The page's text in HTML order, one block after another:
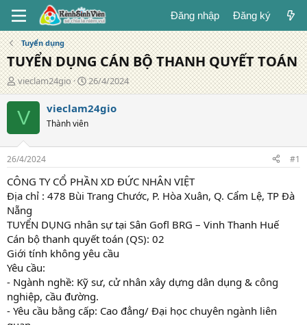
Đăng nhập Đăng ký
Tuyển dụng
TUYỂN DỤNG CÁN BỘ THANH QUYẾT TOÁN
T
á
c
g
ả
vieclam24gio
N
g
à
đ
g
26/4/2024
V vieclam24gio
Thành viên
26/4/2024 #1
CÔNG TY CỔ PHẦN XD ĐỨC NHÂN VIỆT
Địa chỉ : 478 Bùi Trang Chước, P. Hòa Xuân, Q. Cẩm Lệ, TP Đà
Nẵng
TUYỂN DỤNG nhân sự tại Sân Gofl BRG – Vinh Thanh Huế
Cán bộ thanh quyết toán (QS): 02
Giới tính không yêu cầu
Yêu cầu:
- Ngành nghề: Kỹ sư, cử nhân xây dựng dân dụng & công
nghiệp, cầu đường.
- Yêu cầu bằng cấp: Cao đẳng/ Đại học chuyên ngành liên